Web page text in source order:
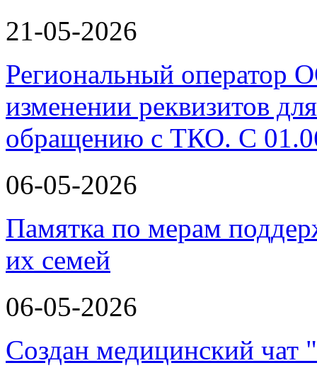
21-05-2026
Региональный
изменении реквизитов
обращению с ТКО. С
06-05-2026
Памятка по мерам
их семей
06-05-2026
Создан медицинский чат